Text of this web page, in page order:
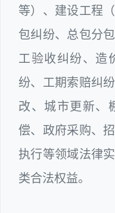
等）、建设工程
包纠纷、总包分
工验收纠纷、造
纷、工期索赔纠
改、城市更新、
偿、政府采购、
执行等领域法律
类合法权益。